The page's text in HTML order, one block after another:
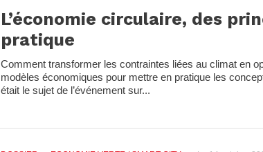
L’économie circulaire, des
pratique
Comment transformer les contraintes liées au climat en
modèles économiques pour mettre en pratique les
était le sujet de l’événement sur...